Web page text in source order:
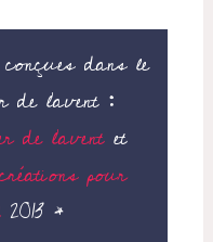
dans le
l’avent :
de l’aventet
créations pour
2013 *